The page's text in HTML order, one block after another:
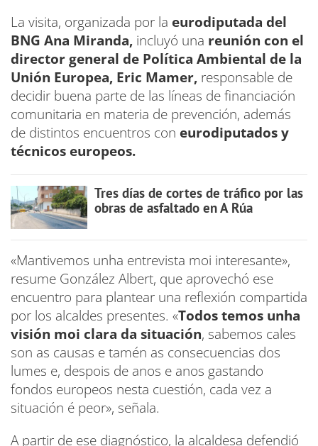
La visita, organizada por la eurodiputada del
BNG Ana Miranda, incluyó una reunión con el
director general de Política Ambiental de la
Unión Europea, Eric Mamer, responsable de
decidir buena parte de las líneas de financiación
comunitaria en materia de prevención, además
de distintos encuentros con eurodiputados y
técnicos europeos.
Tres días de cortes de tráfico por las
obras de asfaltado en A Rúa
«Mantivemos unha entrevista moi interesante»,
resume González Albert, que aprovechó ese
encuentro para plantear una reflexión compartida
por los alcaldes presentes. «Todos temos unha
visión moi clara da situación, sabemos cales
son as causas e tamén as consecuencias dos
lumes e, despois de anos e anos gastando
fondos europeos nesta cuestión, cada vez a
situación é peor», señala.
A partir de ese diagnóstico, la alcaldesa defendió